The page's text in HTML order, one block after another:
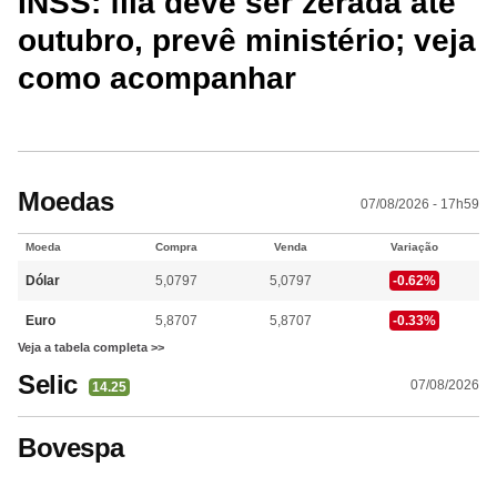
outubro, prevê ministério; veja
como acompanhar
Moedas 07/08/2026 - 17h59
Moeda Compra Venda Variação
Dólar 5,0797 5,0797 -0.62%
Euro 5,8707 5,8707 -0.33%
Veja a tabela completa >>
Selic 14.25 07/08/2026
Bovespa